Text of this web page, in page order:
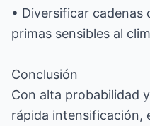
• Diversificar cadenas
primas sensibles al
Conclusión
Con alta probabilidad
rápida intensificación,